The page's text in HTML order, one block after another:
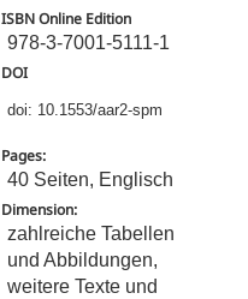
ISBN Online Edition
978-3-7001-5111-1
DOI
doi: 10.1553/aar2-spm
Pages:
40 Seiten, Englisch
Dimension:
zahlreiche Tabellen
und Abbildungen,
weitere Texte und